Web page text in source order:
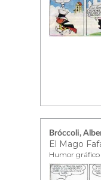
Bróccoli,
El Mago
Humor gráfico